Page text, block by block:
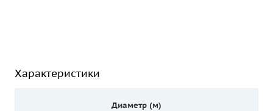
Характеристики
Диаметр (м)